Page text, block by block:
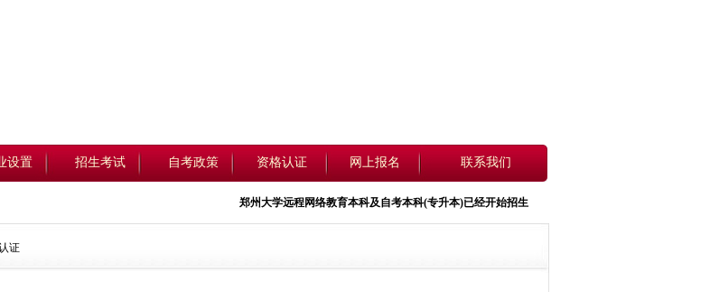
设置 招生考试 自考政策 资格认证 网上报名 联系我们
郑州大学远程网络教育本科及自考本科(专升本)已经开始招生，即日起开始报名，详情请看招生简
证